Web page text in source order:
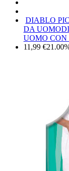
DIABLO
DA UOMO
UOMO
11,99 €